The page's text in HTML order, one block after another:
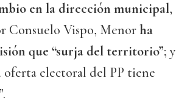
en la dirección municipal,
Consuelo Vispo, Menorha
que “surja del territorio”; y
oferta electoral del PP tiene